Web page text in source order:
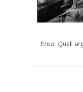
Erica: Quali